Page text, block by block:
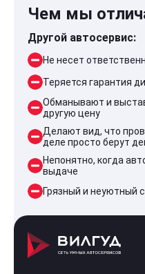
Чем мы
Другой автосервис:
Не несет
Теряется гарантия
Обманывают и
другую цену
Делают вид, что
деле просто берут
Непонятно, когда
выдаче
Грязный и неуютный